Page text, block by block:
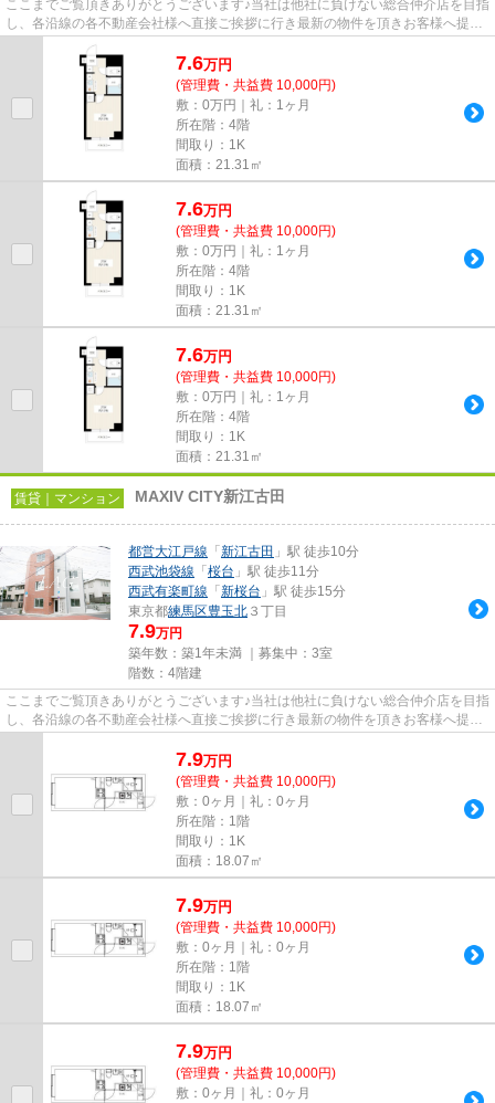
ここまでご覧頂きありがとうございます♪当社は他社に負けない総合仲介店を目指
し、各沿線の各不動産会社様へ直接ご挨拶に行き最新の物件を頂きお客様へ提供
しております！最新の情報は...
7.6万円
(管理費・共益費 10,000円)
敷：0万円｜礼：1ヶ月
所在階：4階
間取り：1K
面積：21.31㎡
7.6万円
(管理費・共益費 10,000円)
敷：0万円｜礼：1ヶ月
所在階：4階
間取り：1K
面積：21.31㎡
7.6万円
(管理費・共益費 10,000円)
敷：0万円｜礼：1ヶ月
所在階：4階
間取り：1K
面積：21.31㎡
賃貸｜マンション MAXIV CITY新江古田
都営大江戸線 「 新江古田 」駅 徒歩10分
西武池袋線 「 桜台 」駅 徒歩11分
西武有楽町線 「 新桜台 」駅 徒歩15分
東京都練馬区豊玉北 ３丁目
7.9万円
築年数：築1年未満 ｜募集中： 3室
階数：4階建
ここまでご覧頂きありがとうございます♪当社は他社に負けない総合仲介店を目指
し、各沿線の各不動産会社様へ直接ご挨拶に行き最新の物件を頂きお客様へ提供
7.9万円
(管理費・共益費 10,000円)
敷：0ヶ月｜礼：0ヶ月
所在階：1階
間取り：1K
面積：18.07㎡
7.9万円
(管理費・共益費 10,000円)
敷：0ヶ月｜礼：0ヶ月
所在階：1階
間取り：1K
面積：18.07㎡
7.9万円
(管理費・共益費 10,000円)
敷：0ヶ月｜礼：0ヶ月